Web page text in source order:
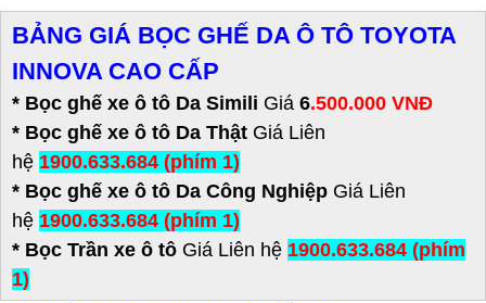
BẢNG GIÁ BỌC GHẾ DA Ô TÔ TOYOTA
INNOVA CAO CẤP
* Bọc ghế xe ô tô Da Simili Giá 6.500.000 VNĐ
* Bọc ghế xe ô tô Da Thật Giá Liên
hệ 1900.633.684 (phím 1)
* Bọc ghế xe ô tô Da Công Nghiệp Giá Liên
hệ 1900.633.684 (phím 1)
* Bọc Trần xe ô tô Giá Liên hệ 1900.633.684 (phím
1)